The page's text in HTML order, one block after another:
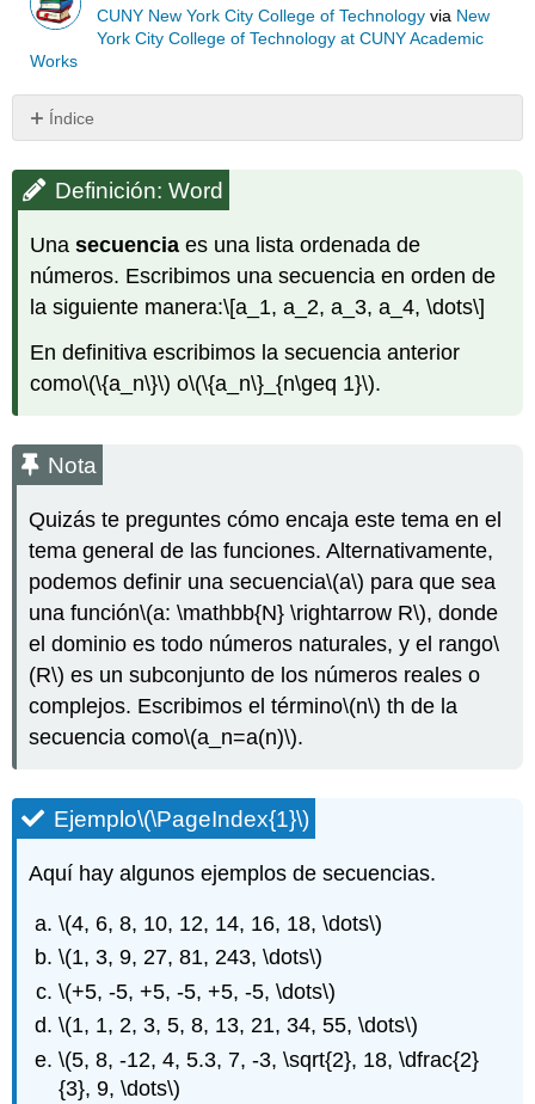
CUNY New York City College of Technology via New
York City College of Technology at CUNY Academic
Works
Índice
Word
Nota
(\PageIndex{1}\)
Ejemplo\
(\PageIndex{2}\)
(\PageIndex{3}\)
Nota
(\PageIndex{4}\)
Nota
Serie
Nota
Ejemplo\
(\PageIndex{5}\)
Definición: Word
Unasecuencia es una lista ordenada de
números. Escribimos una secuencia en orden de
la siguiente manera:\[a_1, a_2, a_3, a_4, \dots\]
En definitiva escribimos la secuencia anterior
como\(\{a_n\}\) o\(\{a_n\}_{n\geq 1}\).
Nota
Quizás te preguntes cómo encaja este tema en el
tema general de las funciones. Alternativamente,
podemos definir una secuencia\(a\) para que sea
una función\(a: \mathbb{N} \rightarrow R\), donde
el dominio es todo números naturales, y el rango\
(R\) es un subconjunto de los números reales o
complejos. Escribimos el término\(n\) th de la
secuencia como\(a_n=a(n)\).
Ejemplo\(\PageIndex{1}\)
Aquí hay algunos ejemplos de secuencias.
\(4, 6, 8, 10, 12, 14, 16, 18, \dots\)
\(1, 3, 9, 27, 81, 243, \dots\)
\(+5, -5, +5, -5, +5, -5, \dots\)
\(1, 1, 2, 3, 5, 8, 13, 21, 34, 55, \dots\)
\(5, 8, -12, 4, 5.3, 7, -3, \sqrt{2}, 18, \dfrac{2}
{3}, 9, \dots\)